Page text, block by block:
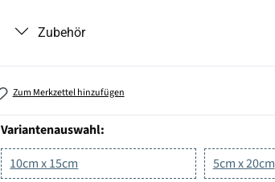
Zubehör
Zum Merkzettel hinzufügen
Variantenauswahl:
10cm x 15cm
5cm x 20cm